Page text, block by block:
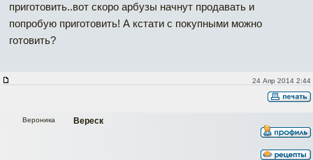
приготовить..вот скоро арбузы начнут продавать и
попробую приготовить! А кстати с покупными можно
готовить?
24 Апр 2014 2:44
Вереск
Вероника